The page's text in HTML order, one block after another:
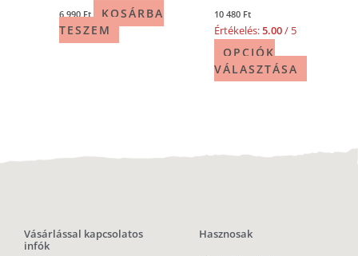
6 990Ft
KOSÁRBA
TESZEM
10 480 Ft
Értékelés:5.00/ 5
OPCIÓK
VÁLASZTÁSA
Vásárlással kapcsolatos
infók
Hasznosak